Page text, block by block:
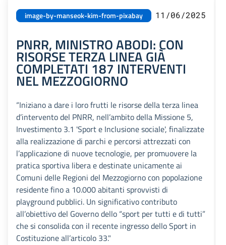
image-by-manseok-kim-from-pixabay 11/06/2025
PNRR, MINISTRO ABODI: CON
RISORSE TERZA LINEA GIÀ
COMPLETATI 187 INTERVENTI
NEL MEZZOGIORNO
“Iniziano a dare i loro frutti le risorse della terza linea
d’intervento del PNRR, nell’ambito della Missione 5,
Investimento 3.1 'Sport e Inclusione sociale', finalizzate
alla realizzazione di parchi e percorsi attrezzati con
l’applicazione di nuove tecnologie, per promuovere la
pratica sportiva libera e destinate unicamente ai
Comuni delle Regioni del Mezzogiorno con popolazione
residente fino a 10.000 abitanti sprovvisti di
playground pubblici. Un significativo contributo
all’obiettivo del Governo dello “sport per tutti e di tutti”
che si consolida con il recente ingresso dello Sport in
Costituzione all’articolo 33."